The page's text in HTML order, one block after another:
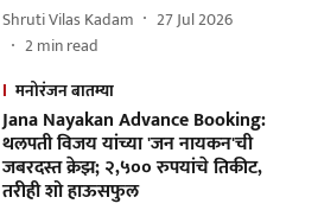
Shruti Vilas Kadam
27 Jul 2026
2min read
मनोरंजन बातम्या
Jana Nayakan Advance Booking:
थलपती विजय यांच्या 'जन नायकन'ची
जबरदस्त क्रेझ; २,५०० रुपयांचे तिकीट,
तरीही शो हाऊसफुल